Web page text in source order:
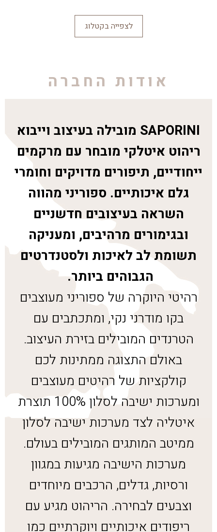
לצפייה בקטלוג
אודות החברה
SAPORINI מובילה בעיצוב וייבוא
ריהוט איטלקי מובחר עם מרקמים
ייחודיים, תיפורים מדויקים וחומרי
גלם איכותיים. ספוריני מהווה
השראה בעיצובים חדשניים
ובגימורים מרהיבים, ומעניקה
תשומת לב לאיכות ולסטנדרטים
הגבוהים ביותר.
רהיטי היוקרה של ספוריני מעוצבים
בקו מודרני נקי, ומתכתבים עם
הטרנדים המובילים בזירת העיצוב.
באולם התצוגה ממתינות לכם
קולקציות של רהיטים מעוצבים
ומערכות ישיבה לסלון 100% תוצרת
איטליה לצד מערכות ישיבה לסלון
ממיטב המותגים המובילים בעולם.
מערכות הישיבה מגיעות במגוון
ורסיות, גדלים, הרכבים מיוחדים
וצבעים לבחירה. הריהוט מגיע עם
ריפודים איכותיים ויוקרתיים כמו